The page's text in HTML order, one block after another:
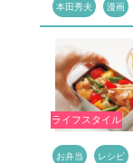
本田秀夫 漫画
ライフスタイル
お弁当 レシピ